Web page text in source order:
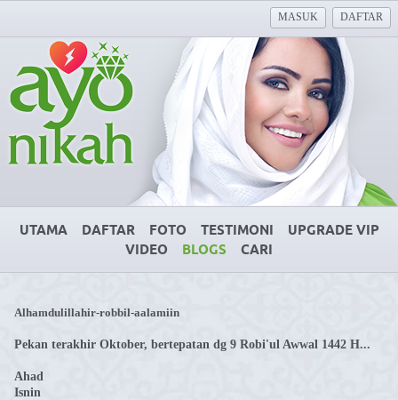
MASUK DAFTAR
UTAMA DAFTAR FOTO TESTIMONI
UPGRADE VIP
VIDEO
BLOGS CARI
Alhamdulillahir-robbil-aalamiin
Pekan terakhir Oktober, bertepatan dg 9 Robi'ul Awwal 1442 H...
Ahad
Isnin